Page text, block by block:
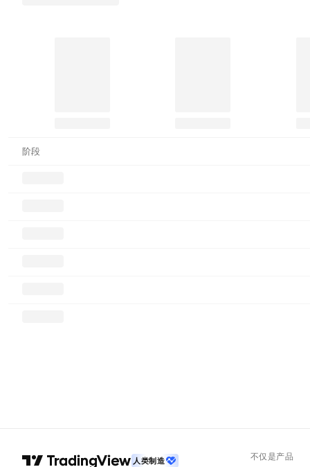
阶段
人类制造 不仅是产品